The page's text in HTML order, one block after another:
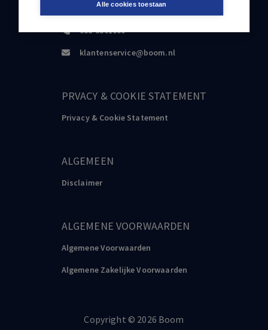
Alle cookies toestaan
KLANTENSERVICE
088-0301000
klantenservice@boom.nl
PRVACY & COOKIE STATEMENT
Privacy & Cookie Statement
ALGEMEEN
Disclaimer
ALGEMENE VOORWAARDEN
Algemene Voorwaarden
Algemene Zakelijke Voorwaarden
Copyright ©️ 2026 Boom